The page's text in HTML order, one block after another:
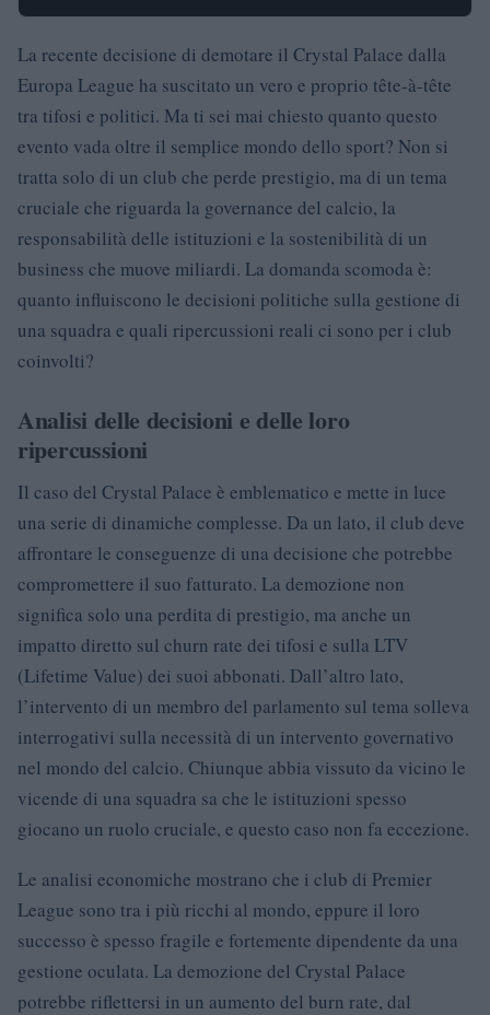
La recente decisione di demotare il Crystal Palace dalla
Europa League ha suscitato un vero e proprio tête-à-tête
tra tifosi e politici. Ma ti sei mai chiesto quanto questo
evento vada oltre il semplice mondo dello sport? Non si
tratta solo di un club che perde prestigio, ma di un tema
cruciale che riguarda la governance del calcio, la
responsabilità delle istituzioni e la sostenibilità di un
business che muove miliardi. La domanda scomoda è:
quanto influiscono le decisioni politiche sulla gestione di
una squadra e quali ripercussioni reali ci sono per i club
coinvolti?
Analisi delle decisioni e delle loro
ripercussioni
Il caso del Crystal Palace è emblematico e mette in luce
una serie di dinamiche complesse. Da un lato, il club deve
affrontare le conseguenze di una decisione che potrebbe
compromettere il suo fatturato. La demozione non
significa solo una perdita di prestigio, ma anche un
impatto diretto sul churn rate dei tifosi e sulla LTV
(Lifetime Value) dei suoi abbonati. Dall’altro lato,
l’intervento di un membro del parlamento sul tema solleva
interrogativi sulla necessità di un intervento governativo
nel mondo del calcio. Chiunque abbia vissuto da vicino le
vicende di una squadra sa che le istituzioni spesso
giocano un ruolo cruciale, e questo caso non fa eccezione.
Le analisi economiche mostrano che i club di Premier
League sono tra i più ricchi al mondo, eppure il loro
successo è spesso fragile e fortemente dipendente da una
gestione oculata. La demozione del Crystal Palace
potrebbe riflettersi in un aumento del burn rate, dal